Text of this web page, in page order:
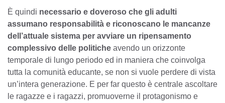
È quindi necessario e doveroso che gli adulti
assumano responsabilità e riconoscano le mancanze
dell’attuale sistema per avviare un ripensamento
complessivo delle politiche avendo un orizzonte
temporale di lungo periodo ed in maniera che coinvolga
tutta la comunità educante, se non si vuole perdere di vista
un’intera generazione. E per far questo è centrale ascoltare
le ragazze e i ragazzi, promuoverne il protagonismo e